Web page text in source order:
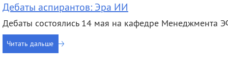
Дебаты аспирантов: Эра ИИ
Дебаты состоялись 14 мая на кафедре Менеджмента
Читать дальше